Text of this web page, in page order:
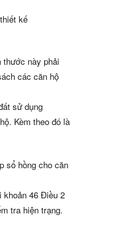
kế
này phải
các căn hộ
sử dụng
Kèm theo đó là
sổ hồng cho căn
khoản 46 Điều 2
tra hiện trạng.